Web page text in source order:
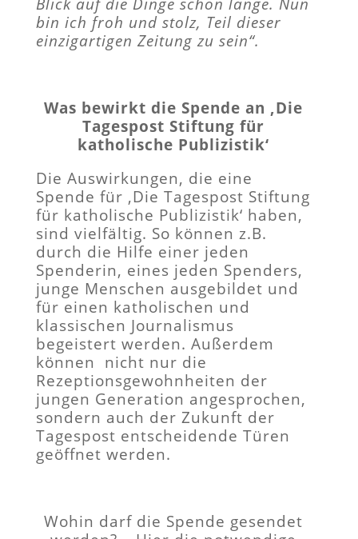
bin ich froh und stolz, Teil dieser
einzigartigen Zeitung zu sein“.
Was bewirkt die Spende an ‚Die
Tagespost Stiftung für
katholische Publizistik‘
Die Auswirkungen, die eine
Spende für ‚Die Tagespost Stiftung
für katholische Publizistik‘ haben,
sind vielfältig. So können z.B.
durch die Hilfe einer jeden
Spenderin, eines jeden Spenders,
junge Menschen ausgebildet und
für einen katholischen und
klassischen Journalismus
begeistert werden. Außerdem
können nicht nur die
Rezeptionsgewohnheiten der
jungen Generation angesprochen,
sondern auch der Zukunft der
Tagespost entscheidende Türen
geöffnet werden.
Wohin darf die Spende gesendet